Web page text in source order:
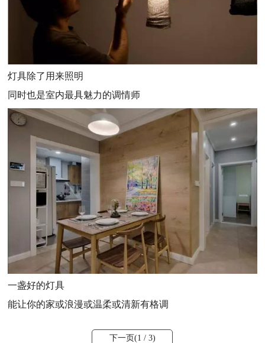
灯具除了用来照明
同时也是室内最具魅力的调情师
一盏好的灯具
能让你的家或浪漫或温柔或清新有格调
下一页(1 / 3)